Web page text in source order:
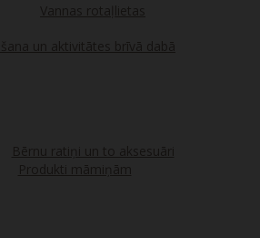
Vannas rotaļlietas
un aktivitātes brīvā dabā
Bērnu ratiņi un to aksesuāri
Produkti māmiņām